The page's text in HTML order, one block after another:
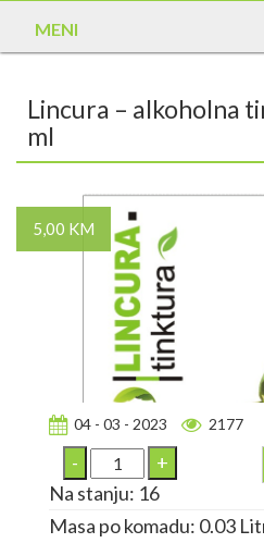
MENI
Lincura – alkoholna
ml
5,00 KM
04 - 03 - 2023 2177
Na stanju: 16
Masa po komadu: 0.03